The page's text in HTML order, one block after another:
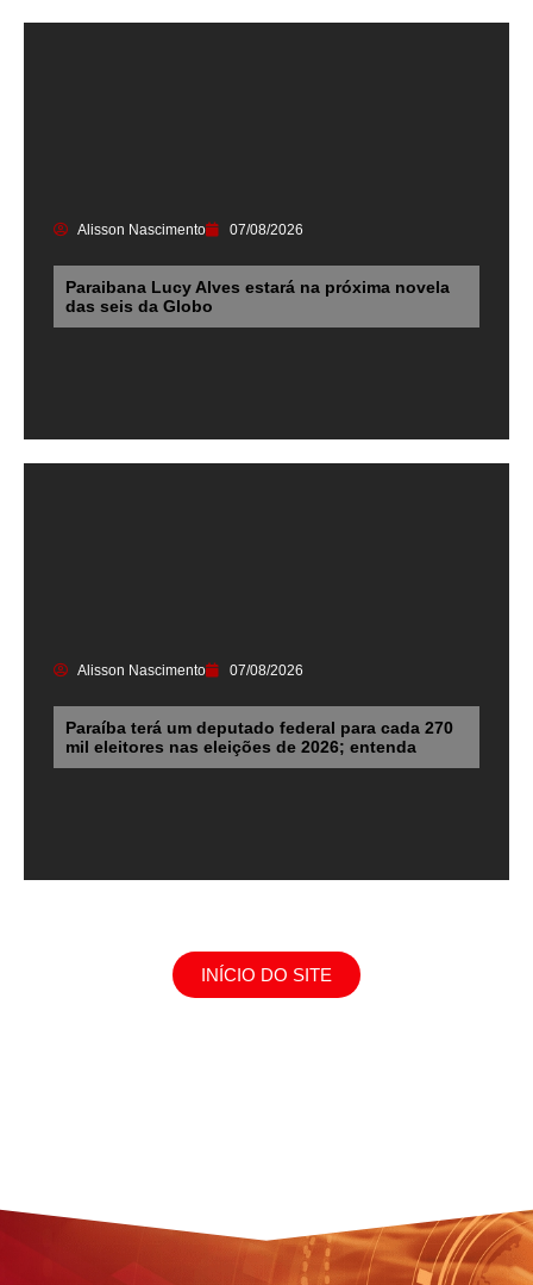
Alisson Nascimento 07/08/2026
Paraibana Lucy Alves estará na próxima novela
das seis da Globo
Alisson Nascimento 07/08/2026
Paraíba terá um deputado federal para cada 270
mil eleitores nas eleições de 2026; entenda
INÍCIO DO SITE